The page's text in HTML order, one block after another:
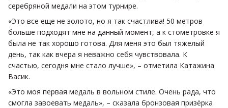
серебряной медали на этом турнире.
«Это все еще не золото, но я так счастлива! 50 метров
больше подходят мне на данный момент, а к стометровке я
была не так хорошо готова. Для меня это был тяжелый
день, так как вчера я неважно себя чувствовала. К
счастью, сегодня мне стало лучше», – отметила Катажина
Васик.
«Это моя первая медаль в вольном стиле. Очень рада, что
смогла завоевать медаль», – сказала бронзовая призёрка